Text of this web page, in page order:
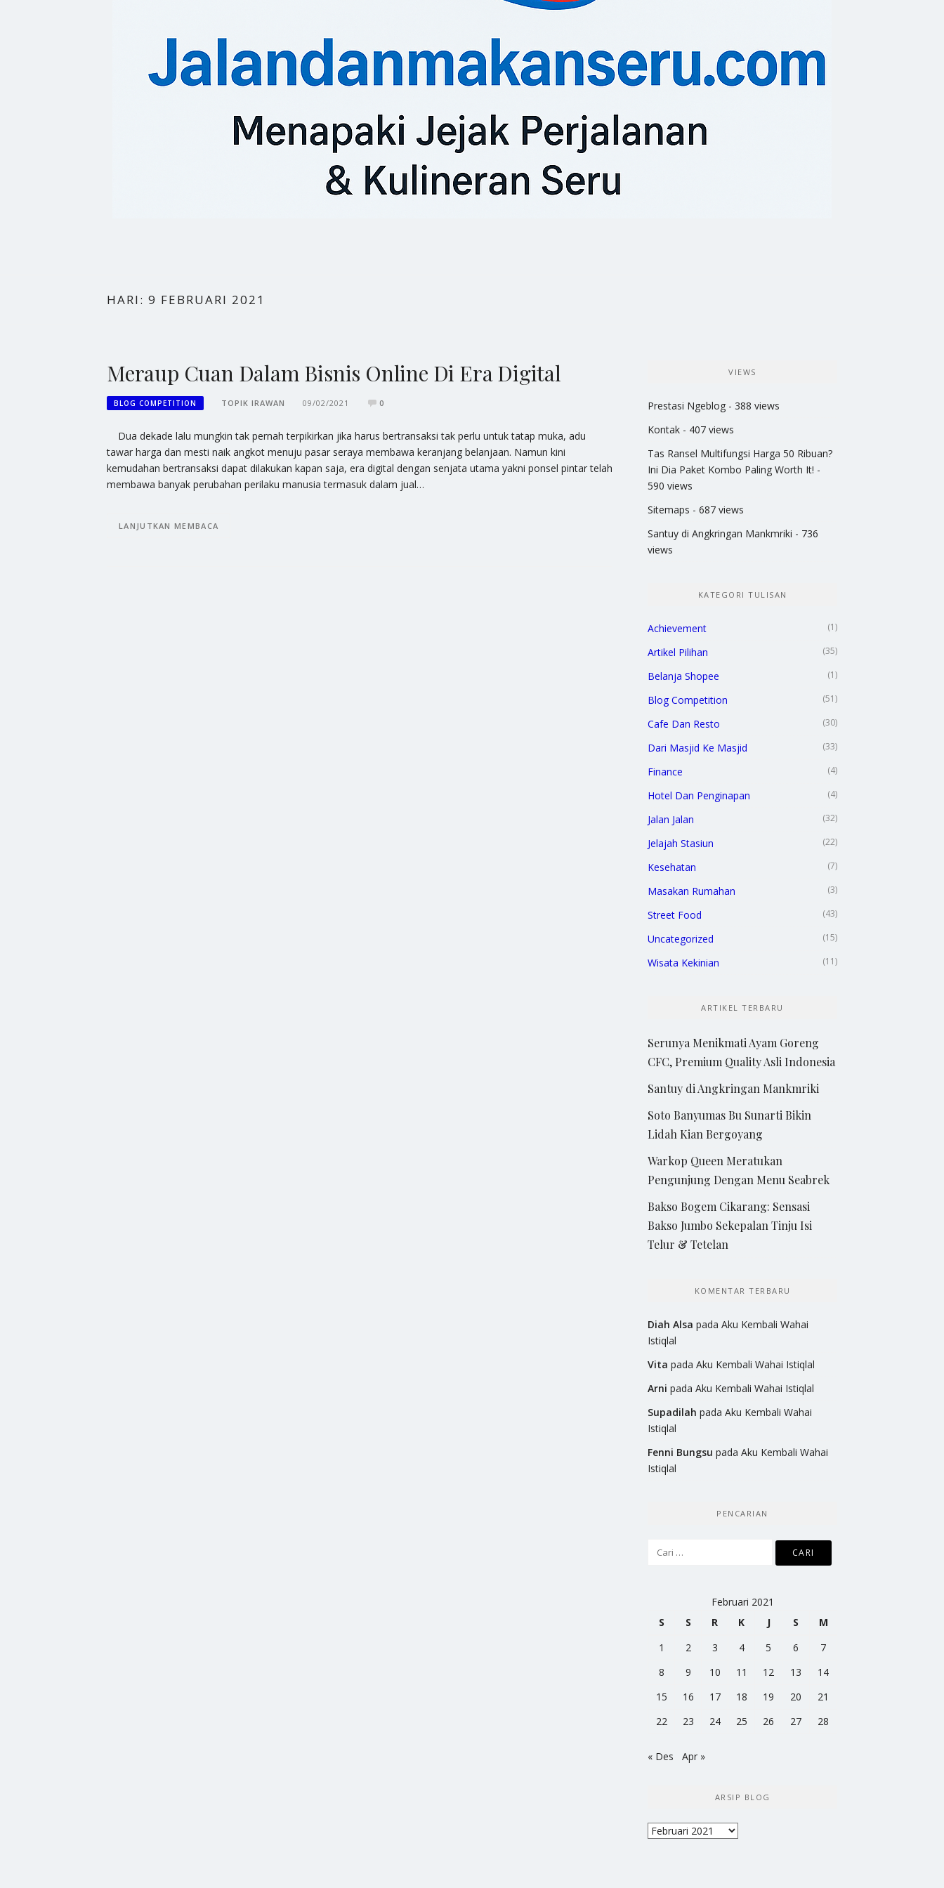
HARI: 9 FEBRUARI 2021
Meraup Cuan Dalam Bisnis Online Di Era Digital
BLOG COMPETITION TOPIK IRAWAN 09/02/2021 0
Dua dekade lalu mungkin tak pernah terpikirkan jika harus bertransaksi tak perlu untuk tatap muka, adu
tawar harga dan mesti naik angkot menuju pasar seraya membawa keranjang belanjaan. Namun kini
kemudahan bertransaksi dapat dilakukan kapan saja, era digital dengan senjata utama yakni ponsel pintar telah
membawa banyak perubahan perilaku manusia termasuk dalam jual…
LANJUTKAN MEMBACA
VIEWS
Prestasi Ngeblog - 388 views
Kontak - 407 views
Tas Ransel Multifungsi Harga 50 Ribuan?
Ini Dia Paket Kombo Paling Worth It! -
590 views
Sitemaps - 687 views
Santuy di Angkringan Mankmriki - 736
views
KATEGORI TULISAN
Achievement (1)
Artikel Pilihan (35)
Belanja Shopee (1)
Blog Competition (51)
Cafe Dan Resto (30)
Dari Masjid Ke Masjid (33)
Finance (4)
Hotel Dan Penginapan (4)
Jalan Jalan (32)
Jelajah Stasiun (22)
Kesehatan (7)
Masakan Rumahan (3)
Street Food (43)
Uncategorized (15)
Wisata Kekinian (11)
ARTIKEL TERBARU
Serunya Menikmati Ayam Goreng
CFC, Premium Quality Asli Indonesia
Santuy di Angkringan Mankmriki
Soto Banyumas Bu Sunarti Bikin
Lidah Kian Bergoyang
Warkop Queen Meratukan
Pengunjung Dengan Menu Seabrek
Bakso Bogem Cikarang: Sensasi
Bakso Jumbo Sekepalan Tinju Isi
Telur & Tetelan
KOMENTAR TERBARU
Diah Alsa pada Aku Kembali Wahai
Istiqlal
Vita pada Aku Kembali Wahai Istiqlal
Arni pada Aku Kembali Wahai Istiqlal
Supadilah pada Aku Kembali Wahai
Istiqlal
Fenni Bungsu pada Aku Kembali Wahai
Istiqlal
PENCARIAN
Cari
Februari 2021
S
S R K J S
M
1
2 3 4 5 6
7
8
9 10 11 12 13
14
15
16 17 18 19 20
21
22
23 24 25 26 27 28
« Des Apr »
ARSIP BLOG
Arsip